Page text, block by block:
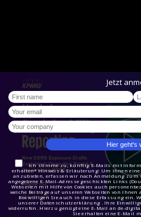
Jetzt
Ich stimme zu, künftig E-Mails mit
erhalten* Hinweis & Erläuterung: Um Ihnen
anzubieten, erfassen wir nach Anmeldung zum
angegebene E-Mail-Adresse geschickten Links
Webseiten mit Hilfe von Cookies auch
welche Beiträge auf unseren Webseiten von
Box willigen Sie auch in diese Erfassung ein.
unserer Datenschutzerklärung . Ihre
widerrufen. Hierzu genügt eine E-Mail an de-
Sie erhalten eine E-Mail